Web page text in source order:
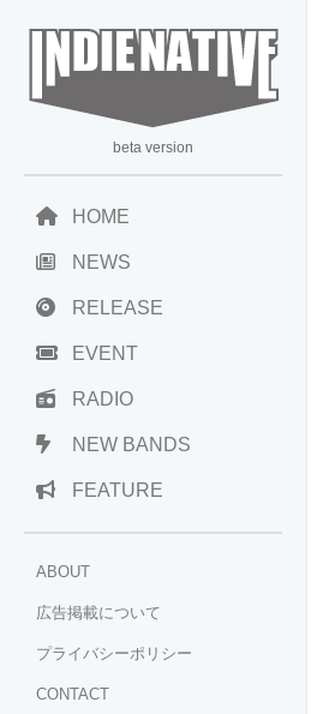
beta version
HOME
NEWS
RELEASE
EVENT
RADIO
NEW BANDS
FEATURE
ABOUT
広告掲載について
プライバシーポリシー
CONTACT